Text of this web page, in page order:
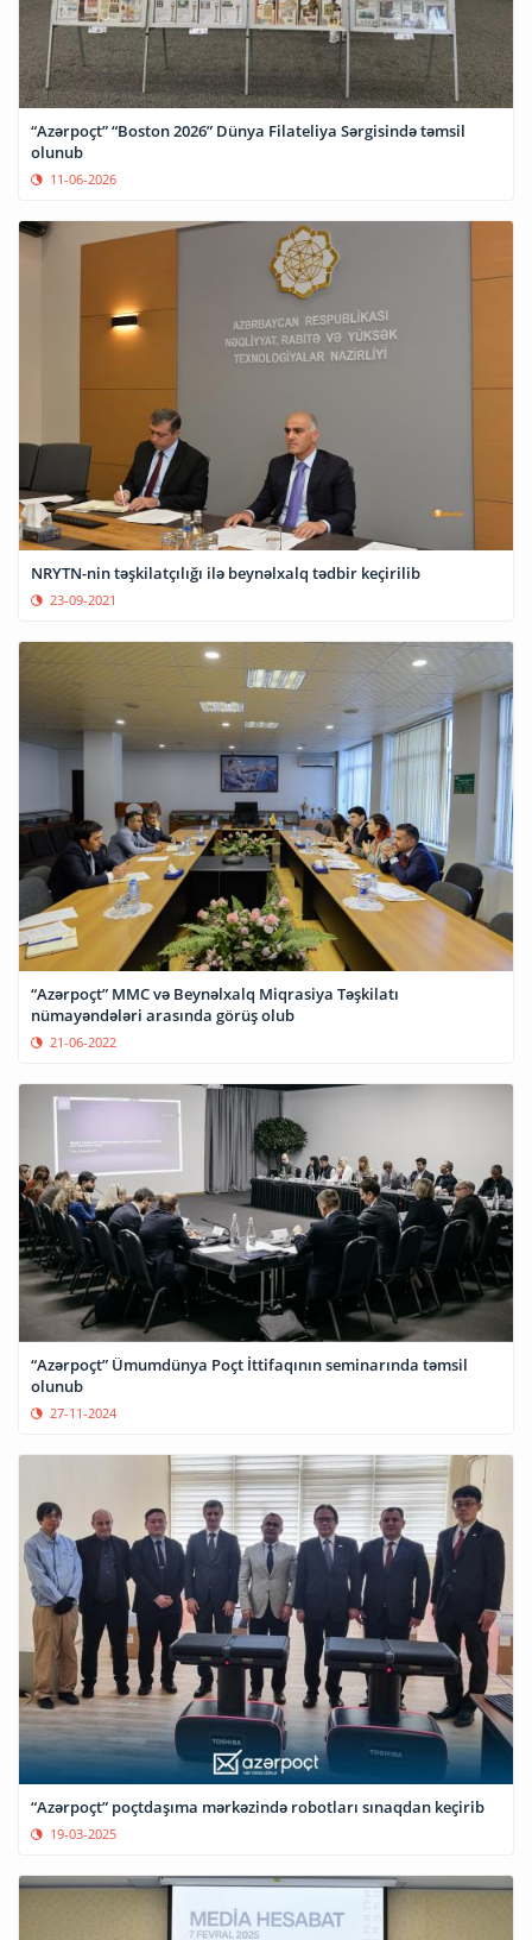
“Azərpoçt” “Boston 2026” Dünya Filateliya Sərgisində təmsil
olunub
11-06-2026
NRYTN-nin təşkilatçılığı ilə beynəlxalq tədbir keçirilib
23-09-2021
“Azərpoçt” MMC və Beynəlxalq Miqrasiya Təşkilatı
nümayəndələri arasında görüş olub
21-06-2022
“Azərpoçt” Ümumdünya Poçt İttifaqının seminarında təmsil
olunub
27-11-2024
“Azərpoçt” poçtdaşıma mərkəzində robotları sınaqdan keçirib
19-03-2025